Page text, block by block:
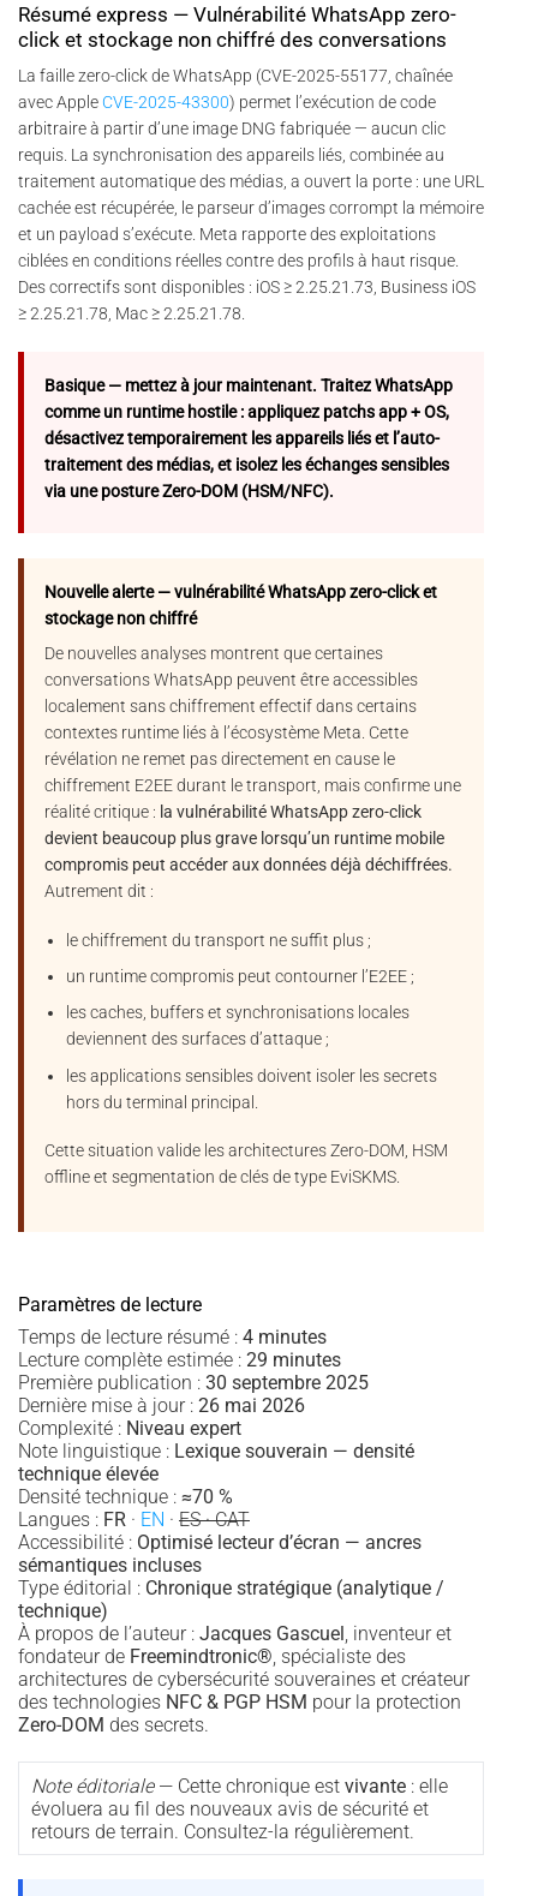
Résumé express — Vulnérabilité WhatsApp zero-
click et stockage non chiffré des conversations
La faille zero-click de WhatsApp (CVE-2025-55177, chaînée
avec Apple CVE-2025-43300) permet l’exécution de code
arbitraire à partir d’une image DNG fabriquée — aucun clic
requis. La synchronisation des appareils liés, combinée au
traitement automatique des médias, a ouvert la porte : une URL
cachée est récupérée, le parseur d’images corrompt la mémoire
et un payload s’exécute. Meta rapporte des exploitations
ciblées en conditions réelles contre des profils à haut risque.
Des correctifs sont disponibles : iOS ≥ 2.25.21.73, Business iOS
≥ 2.25.21.78, Mac ≥ 2.25.21.78.
Basique — mettez à jour maintenant. Traitez WhatsApp
comme un runtime hostile : appliquez patchs app + OS,
désactivez temporairement les appareils liés et l’auto-
traitement des médias, et isolez les échanges sensibles
via une posture Zero-DOM (HSM/NFC).
Nouvelle alerte — vulnérabilité WhatsApp zero-click et
stockage non chiffré
De nouvelles analyses montrent que certaines
conversations WhatsApp peuvent être accessibles
localement sans chiffrement effectif dans certains
contextes runtime liés à l’écosystème Meta. Cette
révélation ne remet pas directement en cause le
chiffrement E2EE durant le transport, mais confirme une
réalité critique : la vulnérabilité WhatsApp zero-click
devient beaucoup plus grave lorsqu’un runtime mobile
compromis peut accéder aux données déjà déchiffrées.
Autrement dit :
le chiffrement du transport ne suffit plus ;
un runtime compromis peut contourner l’E2EE ;
les caches, buffers et synchronisations locales
deviennent des surfaces d’attaque ;
les applications sensibles doivent isoler les secrets
hors du terminal principal.
Cette situation valide les architectures Zero-DOM, HSM
offline et segmentation de clés de type EviSKMS.
Paramètres de lecture
Temps de lecture résumé : 4 minutes
Lecture complète estimée : 29 minutes
Première publication : 30 septembre 2025
Dernière mise à jour : 26 mai 2026
Complexité : Niveau expert
Note linguistique : Lexique souverain — densité
technique élevée
Densité technique : ≈70 %
Langues : FR · EN · ES · CAT
Accessibilité : Optimisé lecteur d’écran — ancres
sémantiques incluses
Type éditorial : Chronique stratégique (analytique /
technique)
À propos de l’auteur : Jacques Gascuel , inventeur et
fondateur de Freemindtronic®, spécialiste des
architectures de cybersécurité souveraines et créateur
des technologies NFC & PGP HSM pour la protection
Zero-DOM des secrets.
Note éditoriale— Cette chronique est vivante: elle
évoluera au fil des nouveaux avis de sécurité et
retours de terrain. Consultez-la régulièrement.